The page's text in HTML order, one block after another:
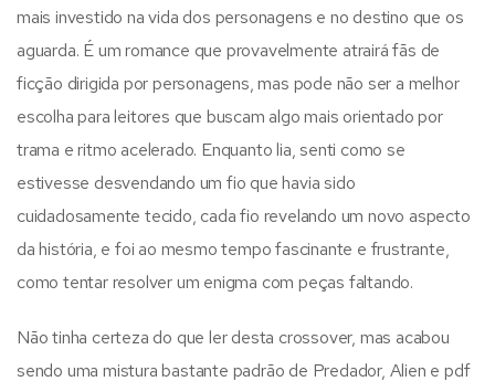
mais investido na vida dos personagens e no destino que os
aguarda. É um romance que provavelmente atrairá fãs de
ficção dirigida por personagens, mas pode não ser a melhor
escolha para leitores que buscam algo mais orientado por
trama e ritmo acelerado. Enquanto lia, senti como se
estivesse desvendando um fio que havia sido
cuidadosamente tecido, cada fio revelando um novo aspecto
da história, e foi ao mesmo tempo fascinante e frustrante,
como tentar resolver um enigma com peças faltando.
Não tinha certeza do que ler desta crossover, mas acabou
sendo uma mistura bastante padrão de Predador, Alien e pdf